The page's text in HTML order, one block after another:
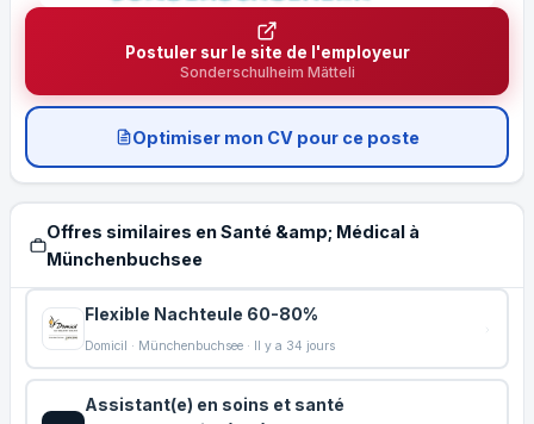
Postuler sur le site de l'employeur
Sonderschulheim Mätteli
Optimiser mon CV pour ce poste
Offres similaires en Santé &amp; Médical à
Münchenbuchsee
Flexible Nachteule 60-80%
Domicil · Münchenbuchsee · Il y a 34 jours
Assistant(e) en soins et santé